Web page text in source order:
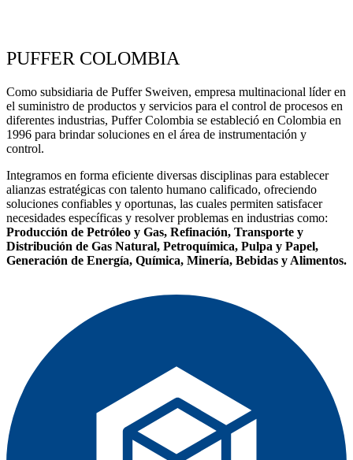
PUFFER COLOMBIA
Como subsidiaria de Puffer Sweiven, empresa multinacional líder en
el suministro de productos y servicios para el control de procesos en
diferentes industrias, Puffer Colombia se estableció en Colombia en
1996 para brindar soluciones en el área de instrumentación y
control.
Integramos en forma eficiente diversas disciplinas para establecer
alianzas estratégicas con talento humano calificado, ofreciendo
soluciones confiables y oportunas, las cuales permiten satisfacer
necesidades específicas y resolver problemas en industrias como:
Producción de Petróleo y Gas, Refinación, Transporte y
Distribución de Gas Natural, Petroquímica, Pulpa y Papel,
Generación de Energía, Química, Minería, Bebidas y Alimentos.